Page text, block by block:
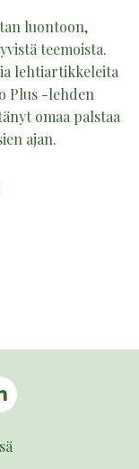
luontoon,
teemoista.
lehtiartikkeleita
Plus -lehden
omaa palstaa
ajan.